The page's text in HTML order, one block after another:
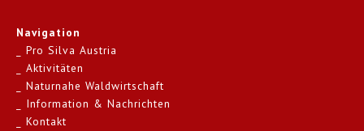
Navigation
Pro Silva Austria
Aktivitäten
Naturnahe Waldwirtschaft
Information & Nachrichten
Kontakt